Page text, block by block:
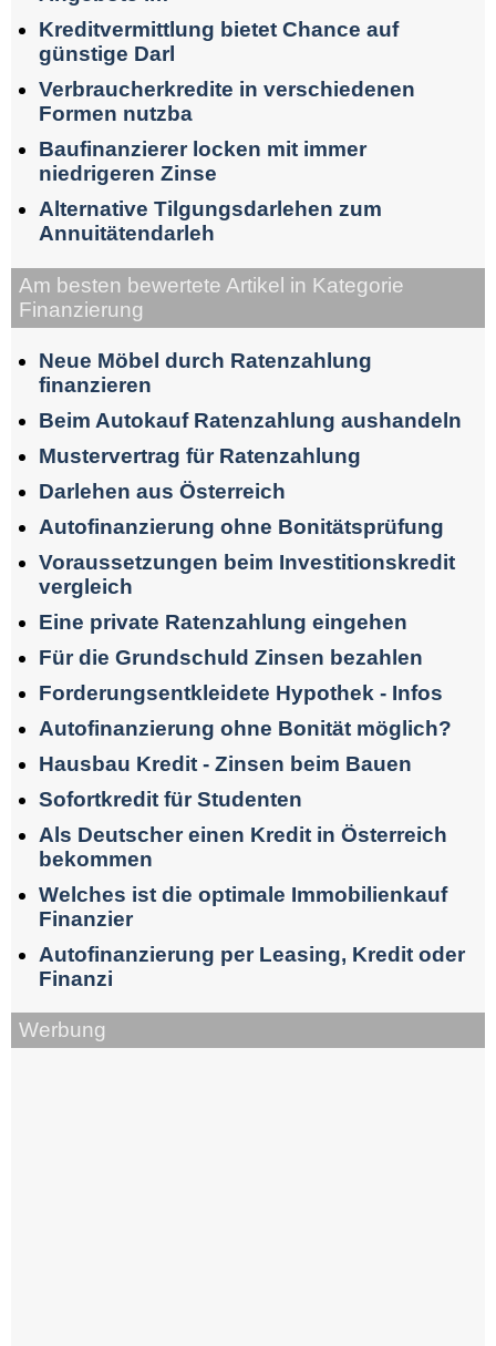
Kreditvermittlung bietet Chance auf
günstige Darl
Verbraucherkredite in verschiedenen
Formen nutzba
Baufinanzierer locken mit immer
niedrigeren Zinse
Alternative Tilgungsdarlehen zum
Annuitätendarleh
Am besten bewertete Artikel in Kategorie
Finanzierung
Neue Möbel durch Ratenzahlung
finanzieren
Beim Autokauf Ratenzahlung aushandeln
Mustervertrag für Ratenzahlung
Darlehen aus Österreich
Autofinanzierung ohne Bonitätsprüfung
Voraussetzungen beim Investitionskredit
vergleich
Eine private Ratenzahlung eingehen
Für die Grundschuld Zinsen bezahlen
Forderungsentkleidete Hypothek - Infos
Autofinanzierung ohne Bonität möglich?
Hausbau Kredit - Zinsen beim Bauen
Sofortkredit für Studenten
Als Deutscher einen Kredit in Österreich
bekommen
Welches ist die optimale Immobilienkauf
Finanzier
Autofinanzierung per Leasing, Kredit oder
Finanzi
Werbung